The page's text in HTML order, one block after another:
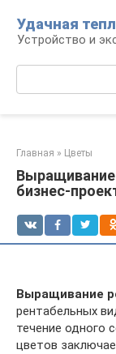
контенту
Удачная
Устройство и
Главная » Цветы
Выращивание
бизнес-
Выращивание
рентабельных
течение одного
цветов